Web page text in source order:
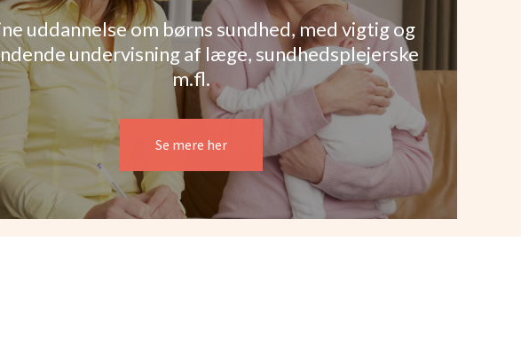
uddannelse om børns sundhed, med vigtig og
undervisning af læge, sundhedsplejerske
m.fl.
Se mere her